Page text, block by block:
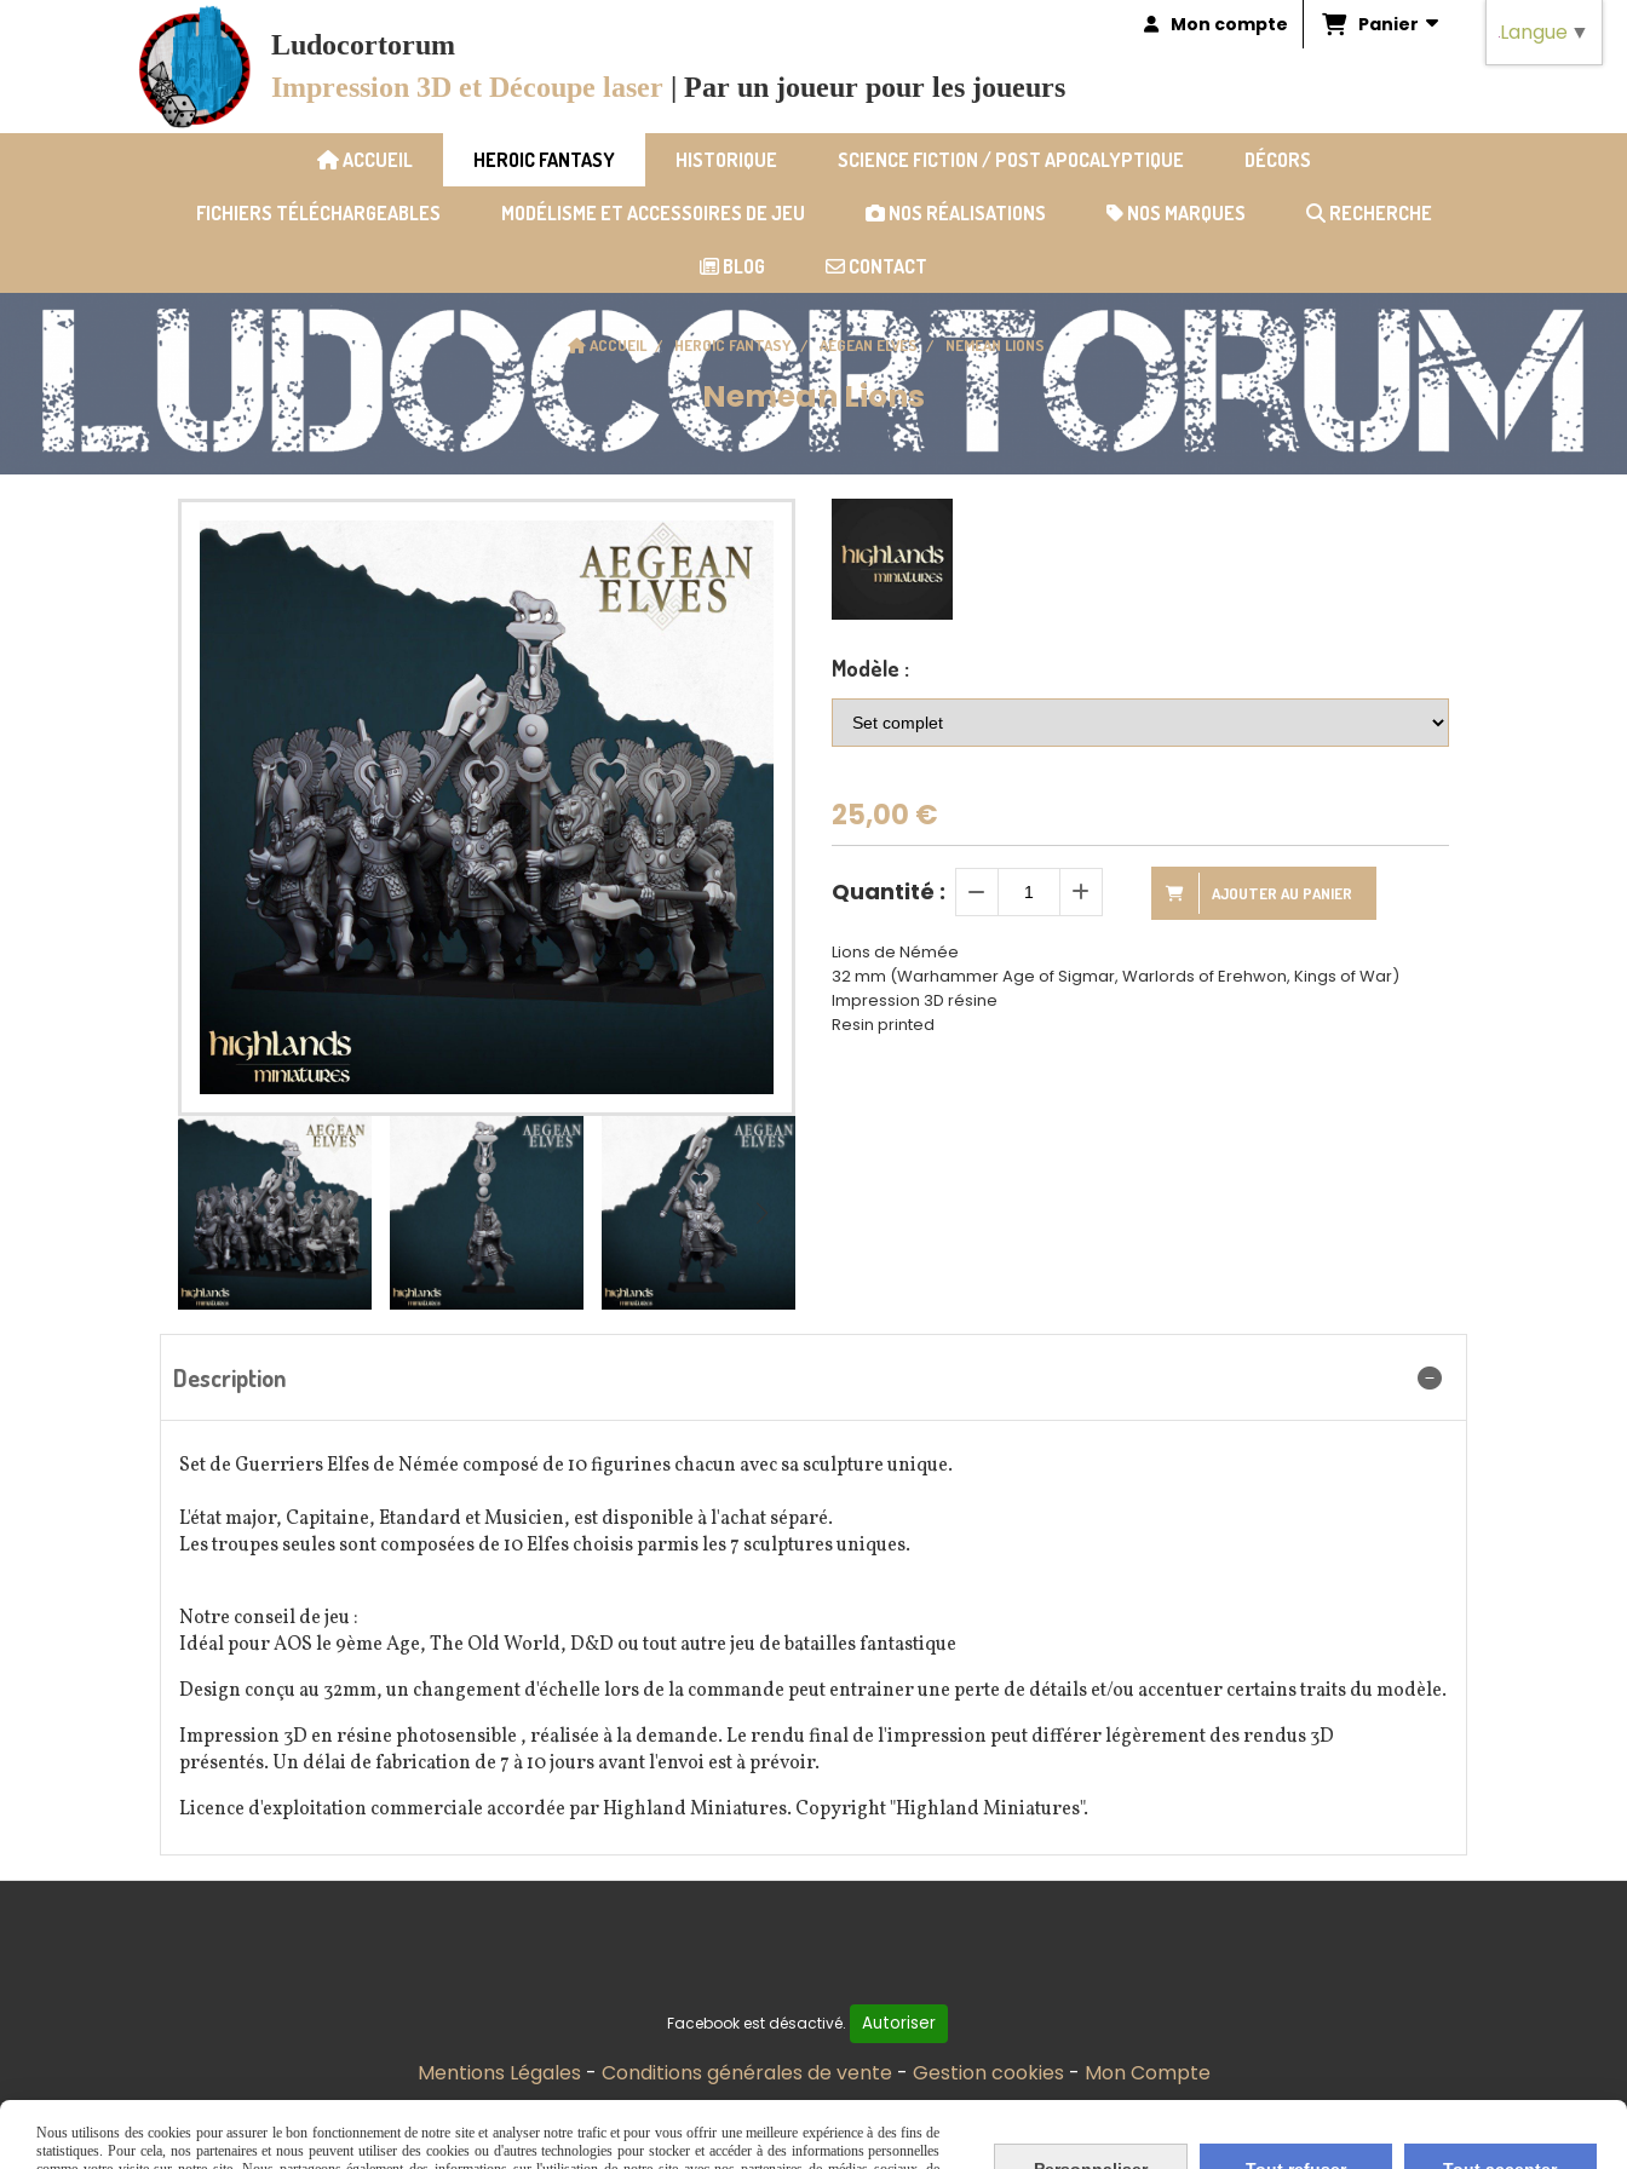
Ludocortorum
Impression 3D et Découpe laser | Par un joueur pour les joueurs
Mon compte Panier
ACCUEIL HEROIC FANTASY HISTORIQUE SCIENCE FICTION / POST APOCALYPTIQUE DÉCORS
FICHIERS TÉLÉCHARGEABLES MODÉLISME ET ACCESSOIRES DE JEU NOS RÉALISATIONS NOS MARQUES RECHERCHE
BLOG CONTACT
ACCUEIL HEROIC FANTASY AEGEAN ELVES NEMEAN LIONS
Nemean Lions
Modèle :
25,00 €
Quantité : AJOUTER AU PANIER
Lions de Némée
32 mm (Warhammer Age of Sigmar, Warlords of Erehwon, Kings of War)
Impression 3D résine
Resin printed
Description
Set de Guerriers Elfes de Némée composé de 10 figurines chacun avec sa sculpture unique.
L'état major, Capitaine, Etandard et Musicien, est disponible à l'achat séparé.
Les troupes seules sont composées de 10 Elfes choisis parmis les 7 sculptures uniques.
Notre conseil de jeu :
Idéal pour AOS le 9ème Age, The Old World, D&D ou tout autre jeu de batailles fantastique
Design conçu au 32mm, un changement d'échelle lors de la commande peut entrainer une perte de détails et/ou accentuer certains traits du modèle.
Impression 3D en résine photosensible , réalisée à la demande. Le rendu final de l'impression peut différer légèrement des rendus 3D
présentés. Un délai de fabrication de 7 à 10 jours avant l'envoi est à prévoir.
Licence d'exploitation commerciale accordée par Highland Miniatures. Copyright "Highland Miniatures".
Facebook est désactivé. Autoriser
Mentions Légales Conditions générales de vente Gestion cookies Mon Compte
Langue ▼
Panneau de gestion des cookies
Nous utilisons des cookies pour assurer le bon fonctionnement de notre site et analyser notre trafic et pour vous offrir une meilleure expérience à des fins de
statistiques. Pour cela, nos partenaires et nous peuvent utiliser des cookies ou d'autres technologies pour stocker et accéder à des informations personnelles